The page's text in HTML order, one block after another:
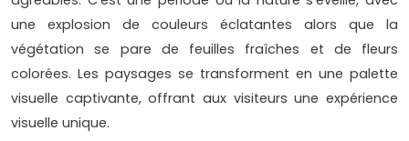
une explosion de couleurs éclatantes alors que la
végétation se pare de feuilles fraîches et de fleurs
colorées. Les paysages se transforment en une palette
visuelle captivante, offrant aux visiteurs une expérience
visuelle unique.